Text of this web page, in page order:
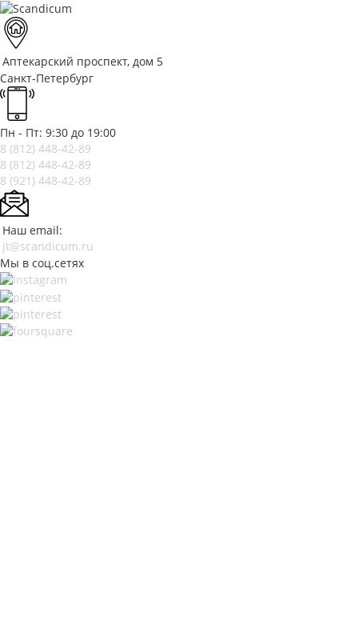
Аптекарский проспект, дом 5
Санкт-Петербург
Пн - Пт: 9:30 до 19:00
8 (812) 448-42-89
8 (812) 448-42-89
8 (921) 448-42-89
Наш email:
jt@scandicum.ru
Мы в соц.сетях